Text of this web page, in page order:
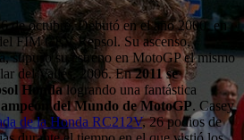
de octubre. Debutó en el año 2000, en
FIM CEV Repsol. Su ascenso,
supuso su estreno en MotoGP el mismo
del Vallés, 2006. En2011 se
Hondalogrando una fantástica
del Mundo de MotoGP. Casey
de la Honda RC212V, 26 podios de